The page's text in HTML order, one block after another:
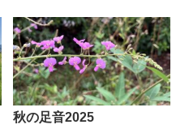
秋の足音2025